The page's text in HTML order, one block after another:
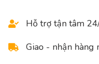
Hỗ trợ tận tâm
Giao - nhận hàng